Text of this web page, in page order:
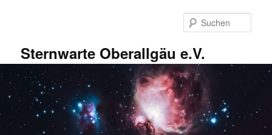
Sternwarte Oberallgäu e.V.